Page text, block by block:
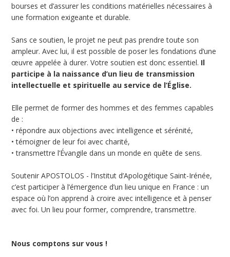
bourses et d’assurer les conditions matérielles nécessaires à
une formation exigeante et durable.
Sans ce soutien, le projet ne peut pas prendre toute son
ampleur. Avec lui, il est possible de poser les fondations d’une
œuvre appelée à durer. Votre soutien est donc essentiel. Il
participe à la naissance d’un lieu de transmission
intellectuelle et spirituelle au service de l’Église.
Elle permet de former des hommes et des femmes capables
de :
• répondre aux objections avec intelligence et sérénité,
• témoigner de leur foi avec charité,
• transmettre l’Évangile dans un monde en quête de sens.
Soutenir APOSTOLOS - l’Institut d’Apologétique Saint-Irénée,
c’est participer à l’émergence d’un lieu unique en France : un
espace où l’on apprend à croire avec intelligence et à penser
avec foi. Un lieu pour former, comprendre, transmettre.
Nous comptons sur vous !